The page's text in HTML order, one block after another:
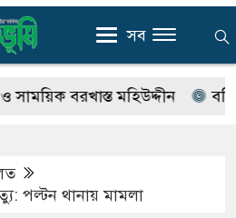
সব
বরখাস্ত মহিউদ্দীন ববি
পল্টন থানায় মামলা